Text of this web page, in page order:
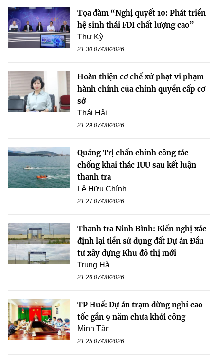
Tọa đàm “Nghị quyết 10: Phát triển
hệ sinh thái FDI chất lượng cao”
Thư Kỳ
21:30 07/08/2026
Hoàn thiện cơ chế xử phạt vi phạm
hành chính của chính quyền cấp cơ
sở
Thái Hải
21:29 07/08/2026
Quảng Trị chấn chỉnh công tác
chống khai thác IUU sau kết luận
thanh tra
Lê Hữu Chính
21:27 07/08/2026
Thanh tra Ninh Bình: Kiến nghị xác
định lại tiền sử dụng đất Dự án Đầu
tư xây dựng Khu đô thị mới
Trung Hà
21:26 07/08/2026
TP Huế: Dự án trạm dừng nghỉ cao
tốc gần 9 năm chưa khởi công
Minh Tân
21:25 07/08/2026